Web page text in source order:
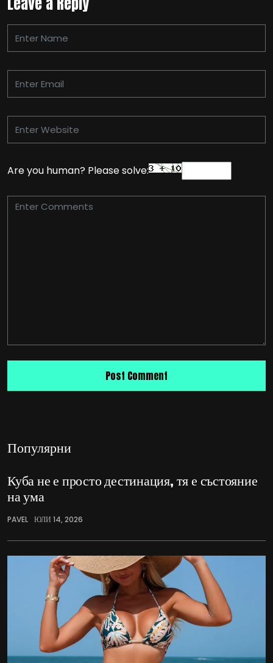
Are you human? Please solve:
Популярни
Куба не е просто дестинация, тя е състояние
на ума
PAVEL ЮЛИ 14, 2026